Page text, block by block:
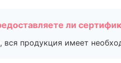
ли
вся продукция имеет